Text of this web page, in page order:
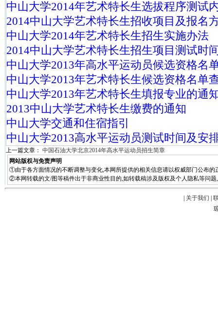
中山大学2014年艺术特长生选拔程序测试
2014中山大学艺术特长生招收项目及报名
中山大学2014年艺术特长生招生实施办法
2014中山大学艺术特长生招生项目测试时
中山大学2013年高水平运动员候选资格名
中山大学2013年艺术特长生候选资格名单
中山大学2013年艺术特长生填报专业的通
2013中山大学艺术特长生缴费的通知
中山大学交通和住宿指引
中山大学2013高水平运动员测试时间及安
上一篇文章： 中国石油大学北京2014年高水平运动员招生简章
网站版权与免责声明
①由于各方面情况的不断调整与变化,本网所提供的相关信息请以权威部门公布的
②本网转载的文/图等稿件出于非商业性目的,如转载稿涉及版权及个人隐私等问题
关于我们